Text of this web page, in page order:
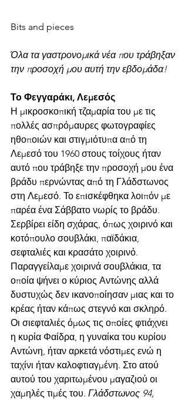
Bits and pieces
Όλα τα γαστρονομικά νέα που τράβηξαν
την προσοχή μου αυτή την εβδομάδα!
Το Φεγγαράκι, Λεμεσός
Η μικροσκοπική τζαμαρία του με τις
πολλές ασπρόμαυρες φωτογραφίες
ηθοποιών και στιγμιότυπα από τη
Λεμεσό του 1960 στους τοίχους ήταν
αυτό που τράβηξε την προσοχή μου ένα
βράδυ περνώντας από τη Γλάδστωνος
στη Λεμεσό. Το επισκέφθηκα λοιπόν με
παρέα ένα Σάββατο νωρίς το βράδυ.
Σερβίρει είδη σχάρας, όπως χοιρινό και
κοτόπουλο σουβλάκι, παϊδάκια,
σεφταλιές και κρασάτο χοιρινό.
Παραγγείλαμε χοιρινά σουβλάκια, τα
οποία ψήνει ο κύριος Αντώνης αλλά
δυστυχώς δεν ικανοποίησαν μιας και το
κρέας ήταν κάπως στεγνό και σκληρό.
Οι σιεφταλιές όμως τις οποίες φτιάχνει
η κυρία Φαίδρα, η γυναίκα του κυρίου
Αντώνη, ήταν αρκετά νόστιμες ενώ η
ταχίνι ήταν καλοφτιαγμένη. Στο ατού
αυτού του χαριτωμένου μαγαζιού οι
χαμηλές τιμές του. Γλάδστωνος 94,